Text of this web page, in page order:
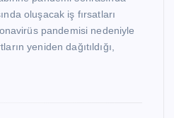
oluşacak iş fırsatları
pandemisi nedeniyle
yeniden dağıtıldığı,